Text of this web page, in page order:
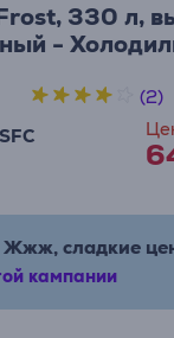
330 л,
-
(2)
Жжж, сладкие
кампании